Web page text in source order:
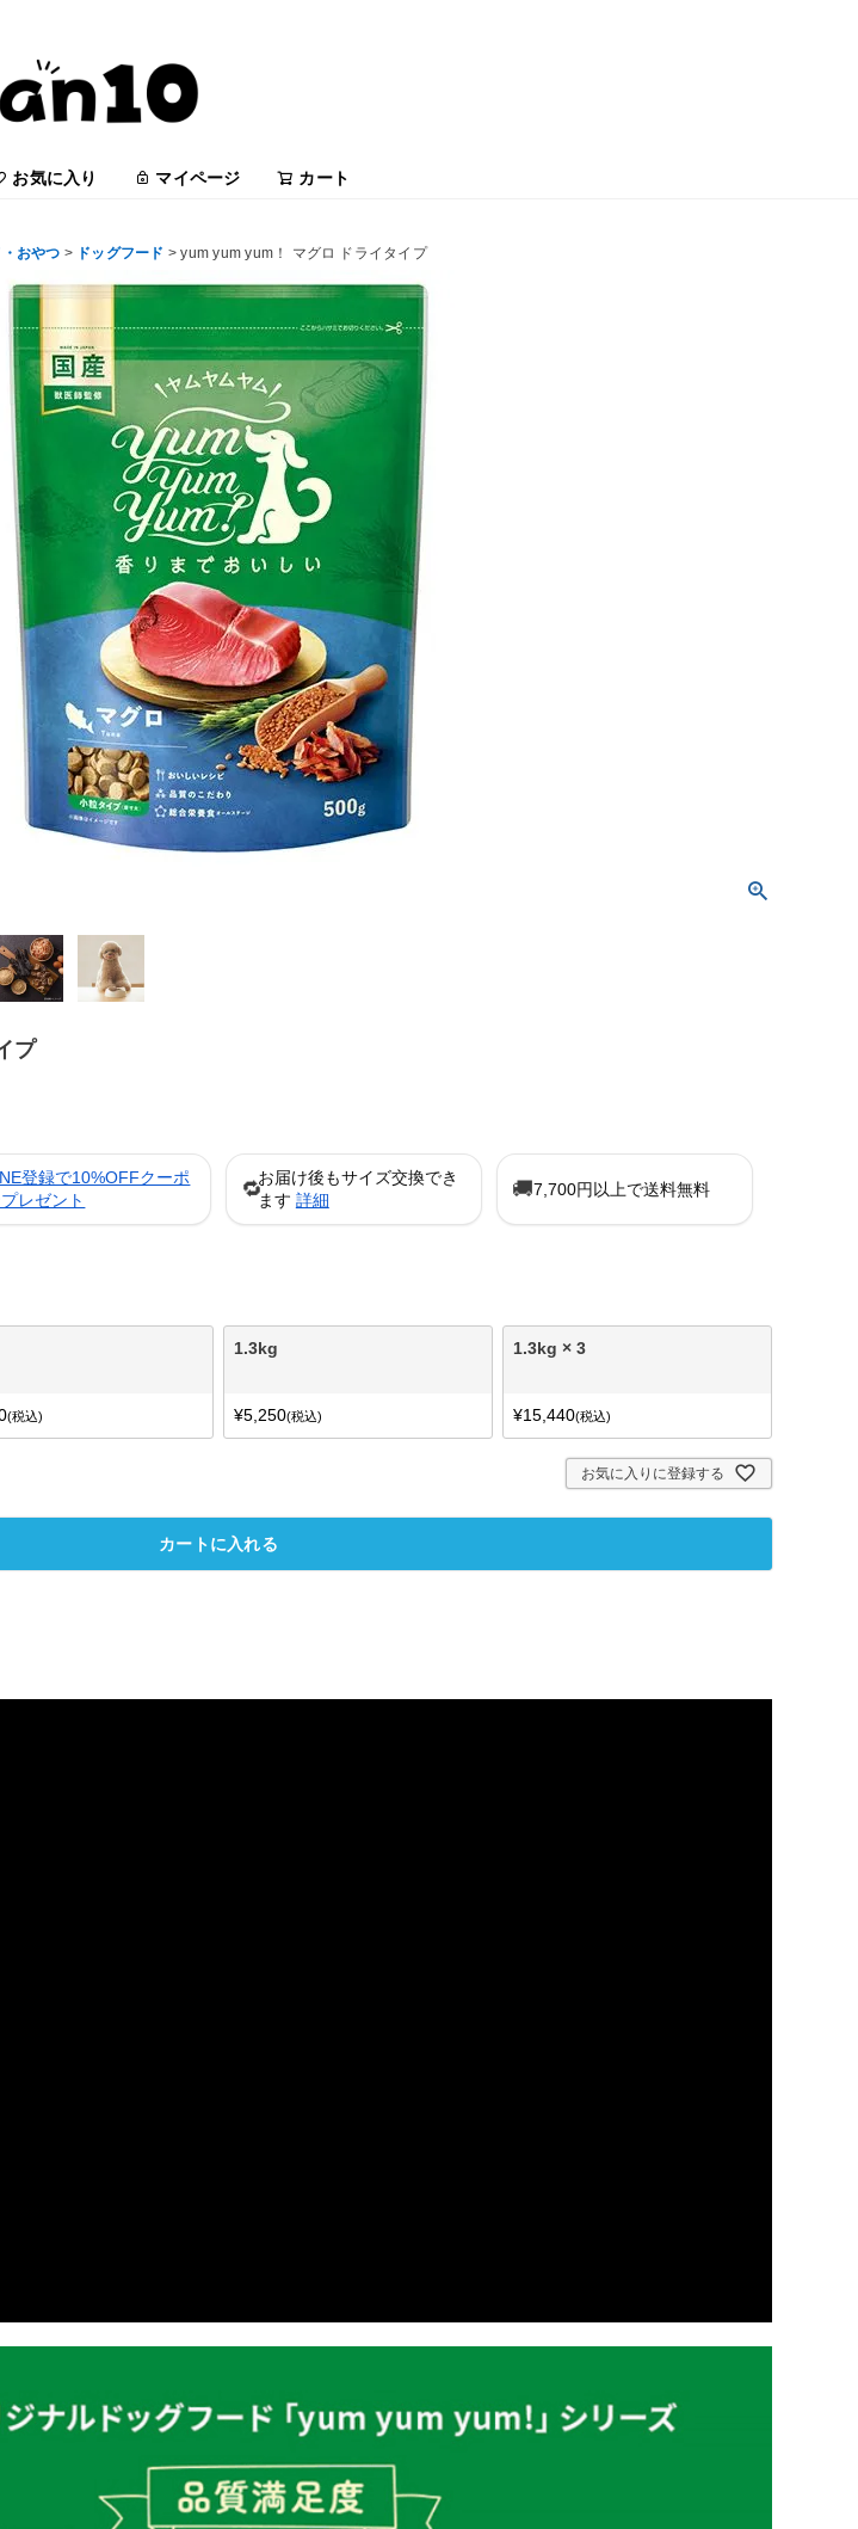
お気に入り マイページ カート
おやつ ドッグフード yum yum yum！ マグロ ドライタイプ
プ
登録で10%OFFクーポ
レゼント
🔁お届け後もサイズ交換でき
ます 詳細 🚚7,700円以上で送料無料
税込
1.3kg
¥5,250 税込
1.3kg × 3
¥15,440 税込
お気に入りに登録する
カートに入れる